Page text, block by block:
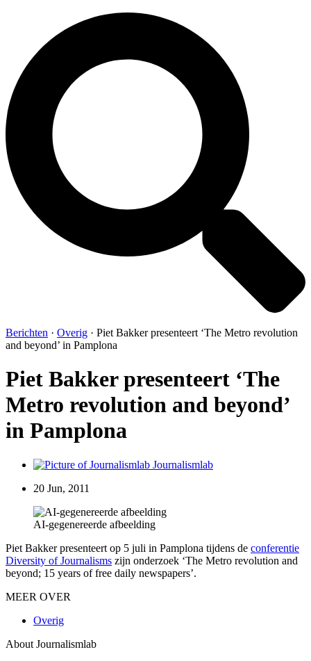
Berichten · Overig · Piet Bakker presenteert ‘The Metro revolution
and beyond’ in Pamplona
Piet Bakker presenteert ‘The
Metro revolution and beyond’
in Pamplona
Journalismlab
20 Jun, 2011
AI-gegenereerde afbeelding
Piet Bakker presenteert op 5 juli in Pamplona tijdens de conferentie
Diversity of Journalisms zijn onderzoek ‘The Metro revolution and
beyond; 15 years of free daily newspapers’.
MEER OVER
Overig
About Journalismlab